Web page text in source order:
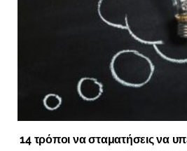
14 τρόποι να σταματήσεις να